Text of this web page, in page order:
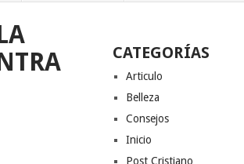
CATEGORÍAS
Articulo
Belleza
Consejos
Inicio
Post Cristiano